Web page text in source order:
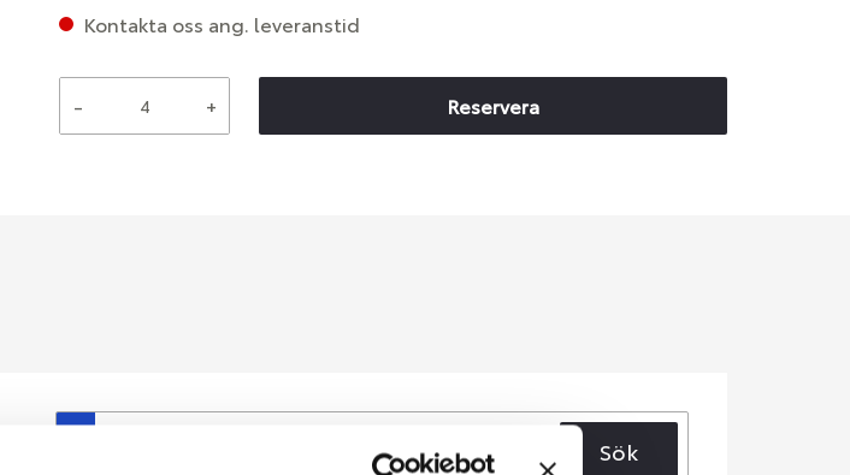
Kontakta oss ang. leveranstid
- + Reservera
Sök